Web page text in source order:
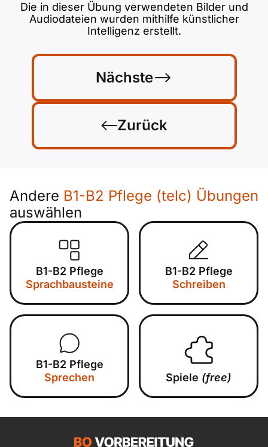
Zurück
Nächste
Die in dieser Übung verwendeten Bilder und
Audiodateien wurden mithilfe künstlicher
Intelligenz erstellt.
Andere B1-B2 Pflege (telc) Übungen
auswählen
B1-B2 Pflege
Sprachbausteine
B1-B2 Pflege
Schreiben
B1-B2 Pflege
Sprechen
Spiele (free)